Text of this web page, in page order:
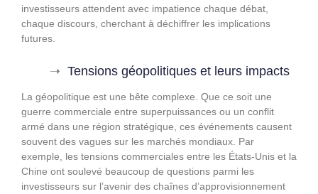
investisseurs attendent avec impatience chaque débat,
chaque discours, cherchant à déchiffrer les implications
futures.
Tensions géopolitiques et leurs impacts
La géopolitique est une bête complexe. Que ce soit une
guerre commerciale entre superpuissances ou un conflit
armé dans une région stratégique, ces événements causent
souvent des vagues sur les marchés mondiaux. Par
exemple, les tensions commerciales entre les États-Unis et la
Chine ont soulevé beaucoup de questions parmi les
investisseurs sur l’avenir des chaînes d’approvisionnement